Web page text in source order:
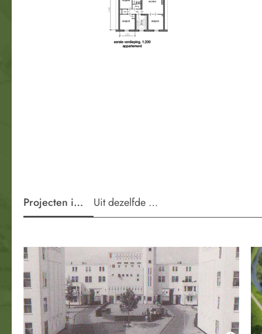
Projecten in de wijkUit dezelfde periode